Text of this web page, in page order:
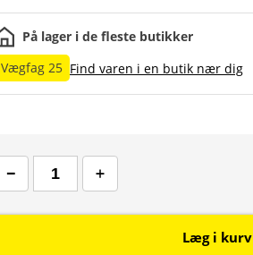
På lager i de fleste butikker
Vægfag 25 Find varen i en butik nær dig
Læg i kurv